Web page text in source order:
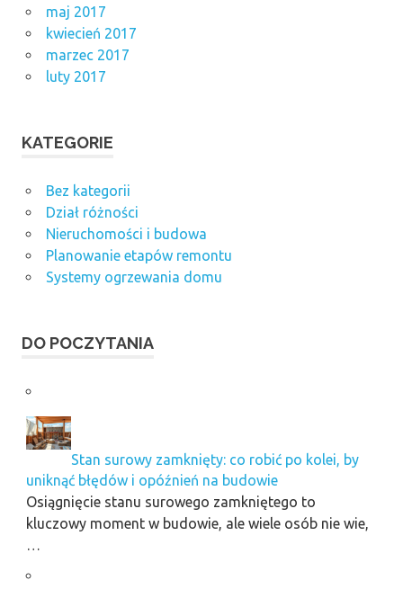
maj 2017
kwiecień 2017
marzec 2017
luty 2017
KATEGORIE
Bez kategorii
Dział różności
Nieruchomości i budowa
Planowanie etapów remontu
Systemy ogrzewania domu
DO POCZYTANIA
Stan surowy zamknięty: co robić po kolei, by
uniknąć błędów i opóźnień na budowie
Osiągnięcie stanu surowego zamkniętego to
kluczowy moment w budowie, ale wiele osób nie wie,
…